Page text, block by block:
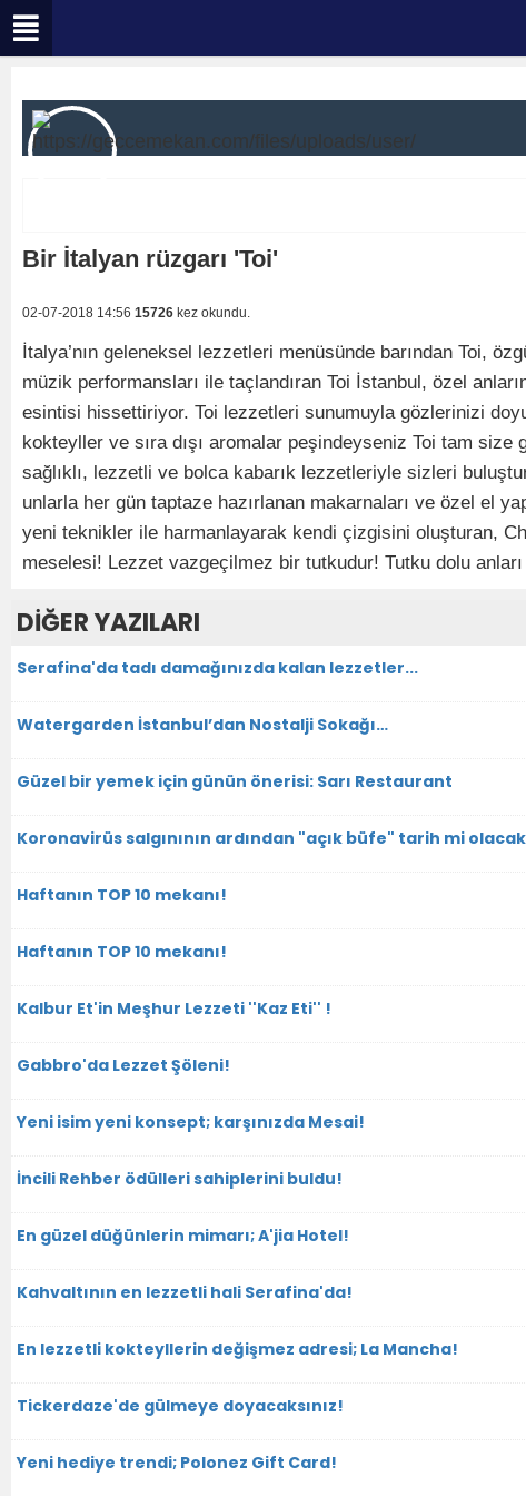
Bir İtalyan rüzgarı 'Toi'
02-07-2018 14:56 15726 kez okundu.
İtalya’nın geleneksel lezzetleri menüsünde barından Toi,
müzik performansları ile taçlandıran Toi İstanbul, özel
esintisi hissettiriyor. Toi lezzetleri sunumuyla gözlerinizi
kokteyller ve sıra dışı aromalar peşindeyseniz Toi tam
sağlıklı, lezzetli ve bolca kabarık lezzetleriyle sizleri
unlarla her gün taptaze hazırlanan makarnaları ve özel el
yeni teknikler ile harmanlayarak kendi çizgisini oluşturan,
meselesi! Lezzet vazgeçilmez bir tutkudur! Tutku dolu
DİĞER YAZILARI
Serafina'da tadı damağınızda kalan lezzetler...
Watergarden İstanbul’dan Nostalji Sokağı…
Güzel bir yemek için günün önerisi: Sarı Restaurant
Koronavirüs salgınının ardından "açık büfe" tarih mi
Haftanın TOP 10 mekanı!
Haftanın TOP 10 mekanı!
Kalbur Et'in Meşhur Lezzeti ''Kaz Eti'' !
Gabbro'da Lezzet Şöleni!
Yeni isim yeni konsept; karşınızda Mesai!
İncili Rehber ödülleri sahiplerini buldu!
En güzel düğünlerin mimarı; A'jia Hotel!
Kahvaltının en lezzetli hali Serafina'da!
En lezzetli kokteyllerin değişmez adresi; La Mancha!
Tickerdaze'de gülmeye doyacaksınız!
Yeni hediye trendi; Polonez Gift Card!